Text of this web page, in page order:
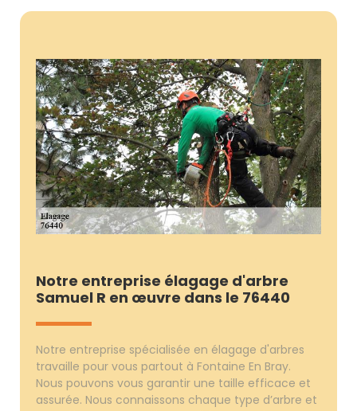
Notre entreprise élagage d'arbre
Samuel R en œuvre dans le 76440
Notre entreprise spécialisée en élagage d'arbres
travaille pour vous partout à Fontaine En Bray.
Nous pouvons vous garantir une taille efficace et
assurée. Nous connaissons chaque type d’arbre et